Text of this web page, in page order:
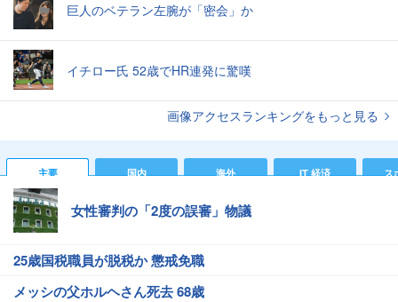
巨人のベテラン左腕が「密会」か
イチロー氏 52歳でHR連発に驚嘆
画像アクセスランキングをもっと見る
主要 国内 海外 IT 経済 ス
女性審判の「2度の誤審」物議
25歳国税職員が脱税か 懲戒免職
メッシの父ホルヘさん死去 68歳